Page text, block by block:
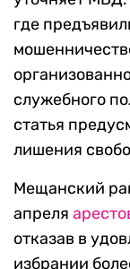
где
служебного
статья
лишения
Мещанский
апреля
отказав в
избрании